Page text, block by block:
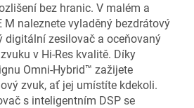
bez hranic. V malém a
M naleznete vyladěný bezdrátový
digitální zesilovač a oceňovaný
v Hi-Res kvalitě. Díky
Omni-Hybrid™ zažijete
zvuk, ať jej umístíte kdekoli.
s inteligentním DSP se